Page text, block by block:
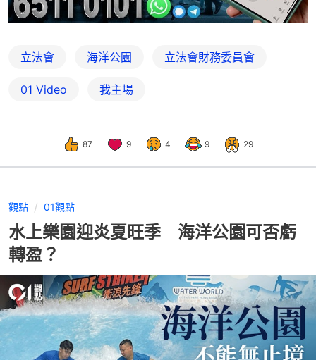
立法會 海洋公園 立法會財務委員會
01 Video 我主場
87 9 4 9 29
觀點 01觀點
水上樂園迎炎夏旺季 海洋公園可否虧
轉盈？